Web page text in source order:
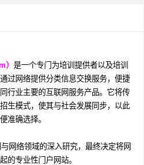
） 是一个专门为培训提供者以及培训
过网络提供分类信息交换服务，便捷
行业主要的互联网服务产品。它将传
生模式，使其与社会发展同步，以此
准确选择。
网络领域的深入研究，最终决定将网
的专业性门户网站。